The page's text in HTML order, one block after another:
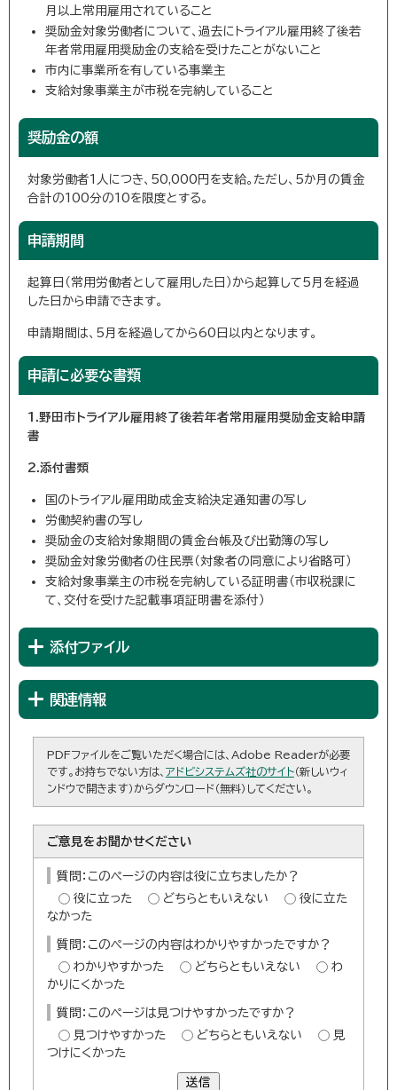
月以上常用雇用されていること
奨励金対象労働者について、過去にトライアル雇用終了後若
年者常用雇用奨励金の支給を受けたことがないこと
市内に事業所を有している事業主
支給対象事業主が市税を完納していること
奨励金の額
対象労働者1人につき、50,000円を支給。ただし、5か月の賃金
合計の100分の10を限度とする。
申請期間
起算日（常用労働者として雇用した日）から起算して5月を経過
した日から申請できます。
申請期間は、5月を経過してから60日以内となります。
申請に必要な書類
1.野田市トライアル雇用終了後若年者常用雇用奨励金支給申請
書
2.添付書類
国のトライアル雇用助成金支給決定通知書の写し
労働契約書の写し
奨励金の支給対象期間の賃金台帳及び出勤簿の写し
奨励金対象労働者の住民票（対象者の同意により省略可）
支給対象事業主の市税を完納している証明書（市収税課に
て、交付を受けた記載事項証明書を添付）
添付ファイル
関連情報
PDFファイルをご覧いただく場合には、Adobe Readerが必要
です。お持ちでない方は、 アドビシステムズ社のサイト（新しいウィ
ンドウで開きます）からダウンロード（無料）してください。
ご意見をお聞かせください
質問：このページの内容は役に立ちましたか？
役に立った
どちらともいえない
役に立た
なかった
質問：このページの内容はわかりやすかったですか？
わかりやすかった
どちらともいえない
わ
かりにくかった
質問：このページは見つけやすかったですか？
見つけやすかった
どちらともいえない
見
つけにくかった
送信